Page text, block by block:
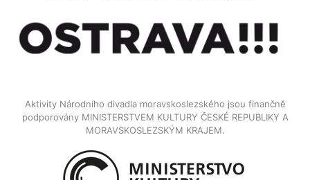
Aktivity Národního divadla moravskoslezského jsou finančně
podporovány MINISTERSTVEM KULTURY ČESKÉ REPUBLIKY A
MORAVSKOSLEZSKÝM KRAJEM.